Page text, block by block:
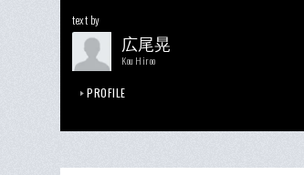
text by
広尾晃
Kou Hiroo
PROFILE